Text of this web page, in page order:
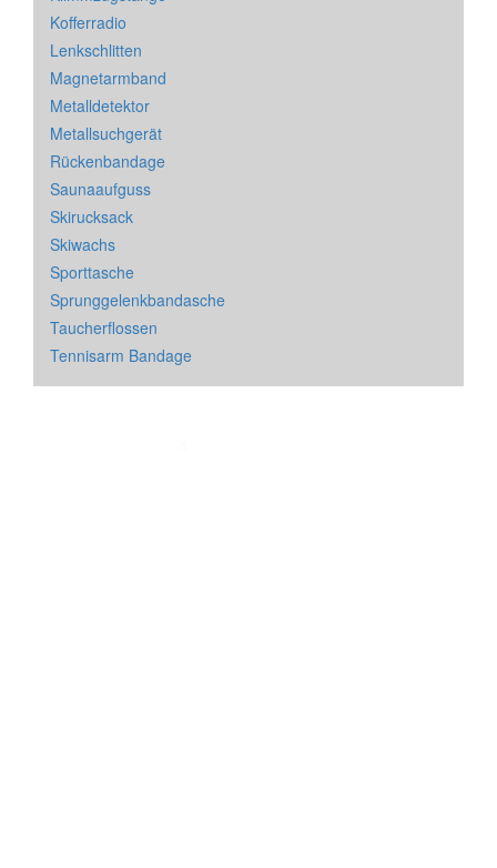
Kofferradio
Lenkschlitten
Magnetarmband
Metalldetektor
Metallsuchgerät
Rückenbandage
Saunaaufguss
Skirucksack
Skiwachs
Sporttasche
Sprunggelenkbandasche
Taucherflossen
Tennisarm Bandage